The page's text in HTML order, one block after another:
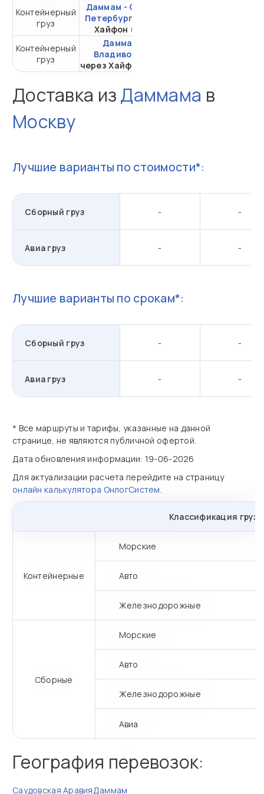
Контейнерный
груз
Даммам - Санкт-
Петербург
Хайфон (Тр.)
Контейнерный
груз
Даммам -
Владивосток
через Хайфон (Тр.)
Доставка изДаммама в
Москву
Лучшие варианты по стоимости*:
Сборный груз - -
Авиа груз - -
Лучшие варианты по срокам*:
Сборный груз - -
Авиа груз - -
* Все маршруты и тарифы, указанные на данной
странице, не являются публичной офертой.
Дата обновления информации: 19-06-2026
Для актуализации расчета перейдите на страницу
онлайн калькулятора ОнлогСистем.
Классификация
Контейнерные
Морские
Авто
Железнодорожные
Сборные
Морские
Авто
Железнодорожные
Авиа
География перевозок:
Саудовская АравияДаммам